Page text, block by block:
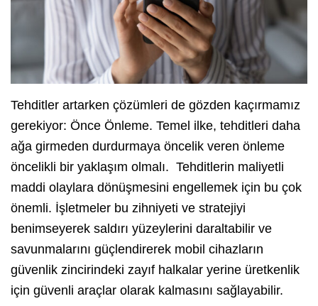
Tehditler artarken çözümleri de gözden kaçırmamız
gerekiyor: Önce Önleme. Temel ilke, tehditleri daha
ağa girmeden durdurmaya öncelik veren önleme
öncelikli bir yaklaşım olmalı. Tehditlerin maliyetli
maddi olaylara dönüşmesini engellemek için bu çok
önemli. İşletmeler bu zihniyeti ve stratejiyi
benimseyerek saldırı yüzeylerini daraltabilir ve
savunmalarını güçlendirerek mobil cihazların
güvenlik zincirindeki zayıf halkalar yerine üretkenlik
için güvenli araçlar olarak kalmasını sağlayabilir.